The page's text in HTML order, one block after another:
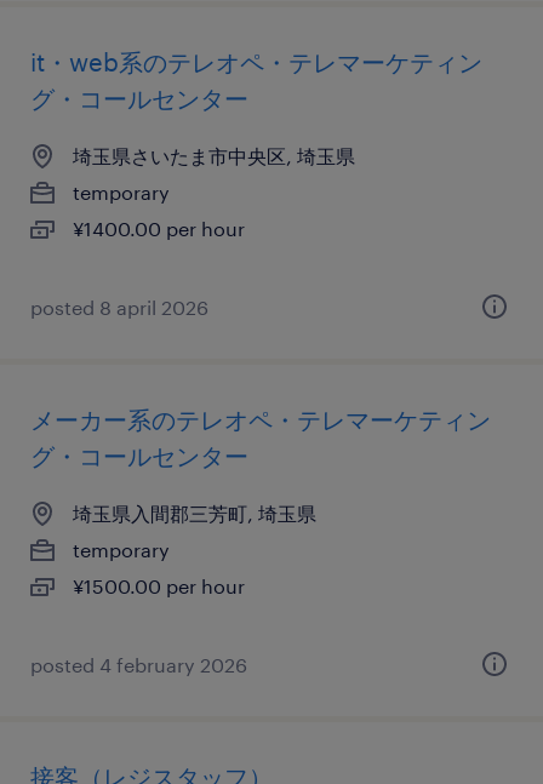
it・web系のテレオペ・テレマーケティン
グ・コールセンター
埼玉県さいたま市中央区, 埼玉県
temporary
¥1400.00 per hour
posted 8 april 2026
メーカー系のテレオペ・テレマーケティン
グ・コールセンター
埼玉県入間郡三芳町, 埼玉県
temporary
¥1500.00 per hour
posted 4 february 2026
接客（レジスタッフ）